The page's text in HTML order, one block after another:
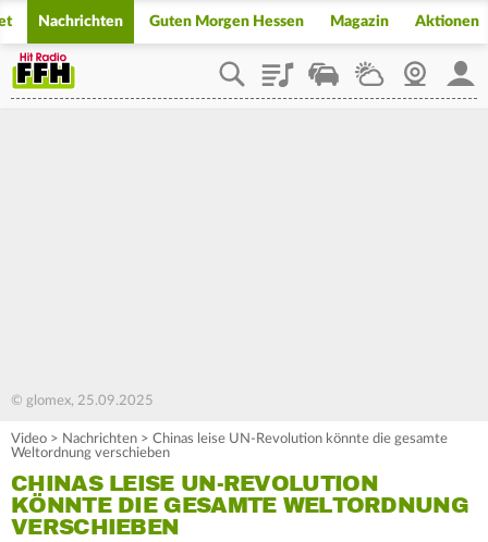
Nachrichten Guten Morgen Hessen Magazin Aktionen
PlaylistStaupilotWetterWebcam
© glomex, 25.09.2025
Video > Nachrichten > Chinas leise UN-Revolution könnte die gesamte
Weltordnung verschieben
CHINAS LEISE UN-REVOLUTION
KÖNNTE DIE GESAMTE WELTORDNUNG
VERSCHIEBEN